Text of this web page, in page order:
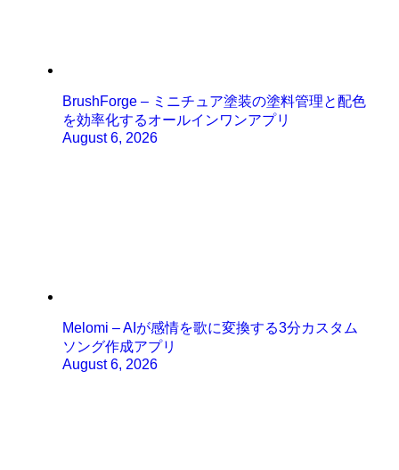
BrushForge – ミニチュア塗装の塗料管理と配色
を効率化するオールインワンアプリ
August 6, 2026
Melomi – AIが感情を歌に変換する3分カスタム
ソング作成アプリ
August 6, 2026